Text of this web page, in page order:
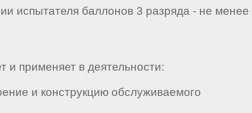
испытателя баллонов 3 разряда - не менее
и применяет в деятельности:
и конструкцию обслуживаемого